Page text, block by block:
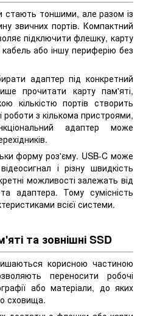
стають тоншими, але разом із
звичних портів. Компактний
підключити флешку, карту
або іншу периферію без
адаптер під конкретний
прочитати карту пам'яті,
кількістю портів створить
з кількома пристроями,
адаптер може
форму роз'єму. USB-C може
і різну швидкість
можливості залежать від
адаптера. Тому сумісність
всієї системи.
та зовнішні SSD
корисною частиною
переносити робочі
або матеріали, до яких
сховища.